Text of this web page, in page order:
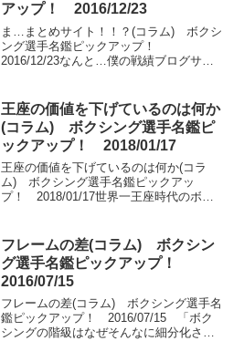
アップ！ 2016/12/23
ま…まとめサイト！！？(コラム) ボクシ
ング選手名鑑ピックアップ！
2016/12/23なんと…僕の戦績ブログサイ
る！！！ボクシング 勇利アルバチャコ
フ ＷＢＣフライ級...
王座の価値を下げているのは何か
(コラム) ボクシング選手名鑑ピ
ックアップ！ 2018/01/17
王座の価値を下げているのは何か(コラ
ム) ボクシング選手名鑑ピックアッ
プ！ 2018/01/17世界一王座時代のボク
をつつくようにボクシングがけなされ
る。昔はそうじゃな...
フレームの差(コラム) ボクシン
グ選手名鑑ピックアップ！
2016/07/15
フレームの差(コラム) ボクシング選手名
鑑ピックアップ！ 2016/07/15 「ボク
シングの階級はなぜそんなに細分化され